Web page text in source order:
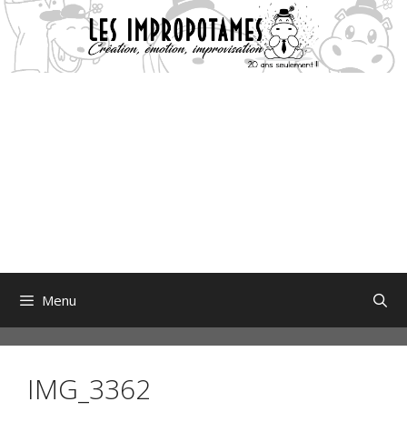
Aller
au
contenu
Menu
IMG_3362